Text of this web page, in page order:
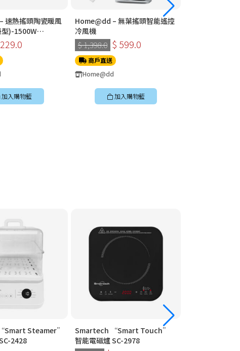
速熱搖頭陶瓷暖風
)-1500W
加入購物籃
Home@dd – 無葉搖頭智能遙控
冷風機
$ 1,398.0 $ 599.0
商戶直送
Home@dd
加入購物籃
Steamer”
2428
Smartech “Smart Touch”
智能電磁爐 SC-2978